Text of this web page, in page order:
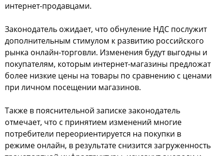
интернет-продавцами.
Законодатель ожидает, что обнуление НДС послужит
дополнительным стимулом к развитию российского
рынка онлайн-торговли. Изменения будут выгодны и
покупателям, которым интернет-магазины предложат
более низкие цены на товары по сравнению с ценами
при личном посещении магазинов.
Также в пояснительной записке законодатель
отмечает, что с принятием изменений многие
потребители переориентируется на покупки в
режиме онлайн, в результате снизится загруженность